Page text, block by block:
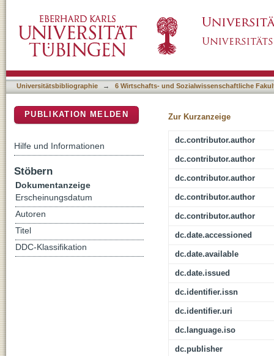
memory capacity
Universitätsbibliographie → 6 Wirtschafts- und Sozialwissenschaftliche
Zur Kurzanzeige
dc.contributor.author
dc.contributor.author
dc.contributor.author
dc.contributor.author
dc.contributor.author
dc.date.accessioned
dc.date.available
dc.date.issued
dc.identifier.issn
dc.identifier.uri
dc.language.iso
dc.publisher
PUBLIKATION MELDEN
Hilfe und Informationen
Stöbern
Dokumentanzeige
Erscheinungsdatum
Autoren
Titel
DDC-Klassifikation